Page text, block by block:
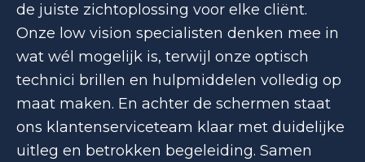
de juiste zichtoplossing voor elke cliënt.
Onze low vision specialisten denken mee in
wat wél mogelijk is, terwijl onze optisch
technici brillen en hulpmiddelen volledig op
maat maken. En achter de schermen staat
ons klantenserviceteam klaar met duidelijke
uitleg en betrokken begeleiding. Samen